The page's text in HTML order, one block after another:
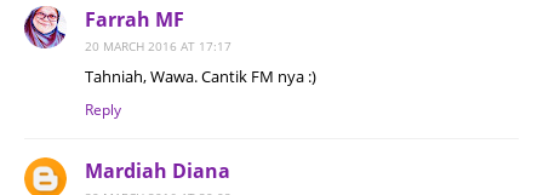
Farrah MF
20 MARCH 2016 AT 17:17
Tahniah, Wawa. Cantik FM nya :)
Reply
Mardiah Diana